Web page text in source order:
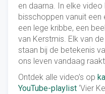
en daarna. In elke
bisschoppen vanuit
een lege kribbe, een
van Kerstmis. Elk van
staan bij de betekenis
ons leven vandaag
Ontdek alle video’s op
YouTube-playlist ‘Vier